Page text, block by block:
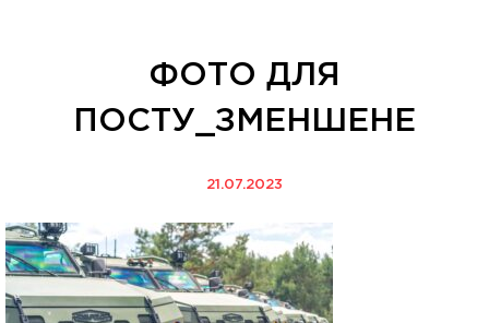
ФОТО ДЛЯ
ПОСТУ_ЗМЕНШЕНЕ
21.07.2023